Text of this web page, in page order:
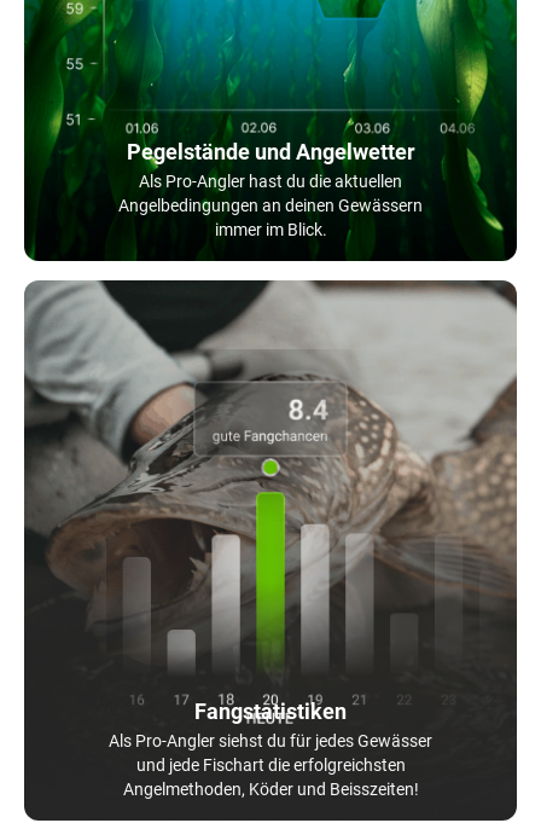
Pegelstände und Angelwetter
Als Pro-Angler hast du die aktuellen
Angelbedingungen an deinen Gewässern
immer im Blick.
Fangstatistiken
Als Pro-Angler siehst du für jedes Gewässer
und jede Fischart die erfolgreichsten
Angelmethoden, Köder und Beisszeiten!